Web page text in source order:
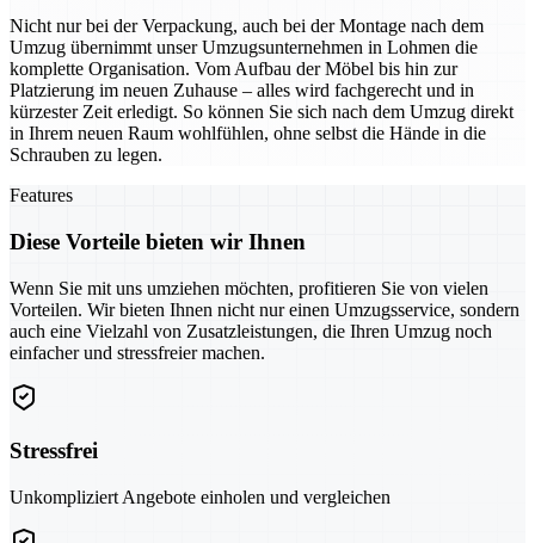
Nicht nur bei der Verpackung, auch bei der Montage nach dem
Umzug übernimmt unser Umzugsunternehmen in Lohmen die
komplette Organisation. Vom Aufbau der Möbel bis hin zur
Platzierung im neuen Zuhause – alles wird fachgerecht und in
kürzester Zeit erledigt. So können Sie sich nach dem Umzug direkt
in Ihrem neuen Raum wohlfühlen, ohne selbst die Hände in die
Schrauben zu legen.
Features
Diese Vorteile bieten wir Ihnen
Wenn Sie mit uns umziehen möchten, profitieren Sie von vielen
Vorteilen. Wir bieten Ihnen nicht nur einen Umzugsservice, sondern
auch eine Vielzahl von Zusatzleistungen, die Ihren Umzug noch
einfacher und stressfreier machen.
Stressfrei
Unkompliziert Angebote einholen und vergleichen